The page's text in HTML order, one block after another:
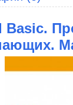
Basic.